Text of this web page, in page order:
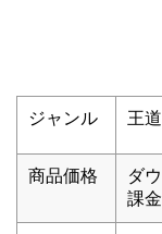
ジャンル 王
商品価格
ダ
課金